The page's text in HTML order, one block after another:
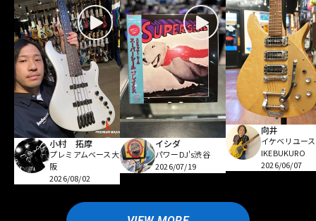
小村 拓摩
プレミアムベース大
阪
2026/08/02
イシダ
パワーDJ's渋谷
2026/07/19
向井
イケベリユース
IKEBUKURO
2026/06/07